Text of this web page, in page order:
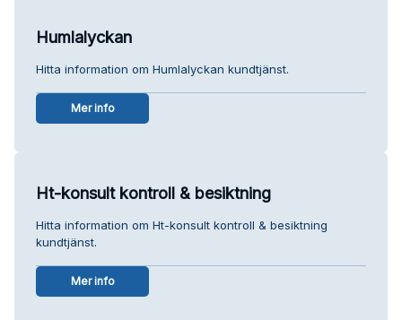
Humlalyckan
Hitta information om Humlalyckan kundtjänst.
Mer info
Ht-konsult kontroll & besiktning
Hitta information om Ht-konsult kontroll & besiktning
kundtjänst.
Mer info